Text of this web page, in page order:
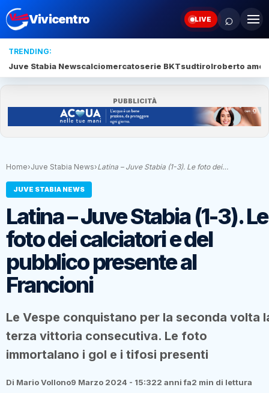
Vivicentro LIVE ⌕
TRENDING:
Juve Stabia Newscalciomercatoserie BKTsudtirolroberto
PUBBLICITÀ
Home›Juve Stabia News›Latina – Juve Stabia (1-3). Le foto dei…
JUVE STABIA NEWS
Latina – Juve Stabia (1-3). Le
foto dei calciatori e del
pubblico presente al
Francioni
Le Vespe conquistano per la seconda volta
terza vittoria consecutiva. Le foto
immortalano i gol e i tifosi presenti
Di Mario Vollono9 Marzo 2024 - 15:322 anni fa2 min di lettura